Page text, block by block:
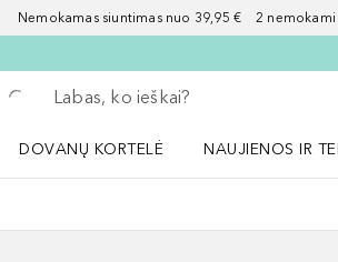
Nemokamas siuntimas nuo 39,95 € 2
Grįžk atgal
Vykdykite paiešką
DOVANŲ KORTELĖ
NAUJIENOS IR